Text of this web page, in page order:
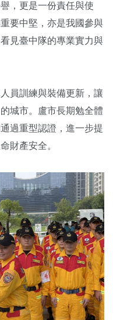
，更是一份責任與使
要中堅，亦是我國參與
見臺中隊的專業實力與
員訓練與裝備更新，讓
城市。盧市長期勉全體
過重型認證，進一步提
財產安全。